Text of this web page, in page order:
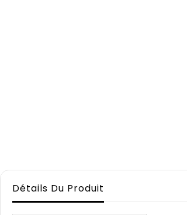
Détails Du Produit